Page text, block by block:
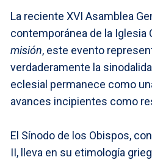
La reciente XVI Asamblea
contemporánea de la Iglesia
misión, este evento
verdaderamente la
eclesial permanece como
avances incipientes como
El Sínodo de los Obispos,
II, lleva en su etimología